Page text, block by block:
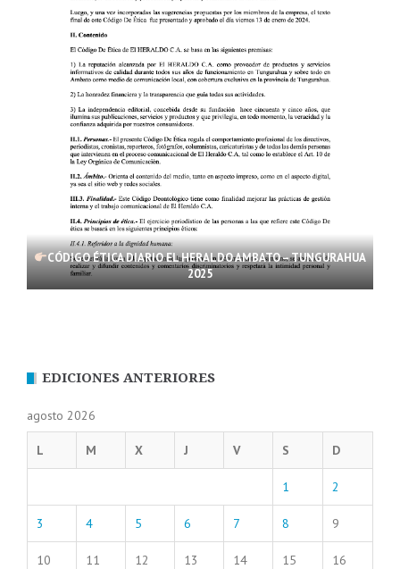
CÓDIGO ÉTICA DIARIO EL HERALDO AMBATO – TUNGURAHUA
2025
EDICIONES ANTERIORES
agosto 2026
L M X J V S D
1 2
3 4 5 6 7 8 9
10 11 12 13 14 15 16